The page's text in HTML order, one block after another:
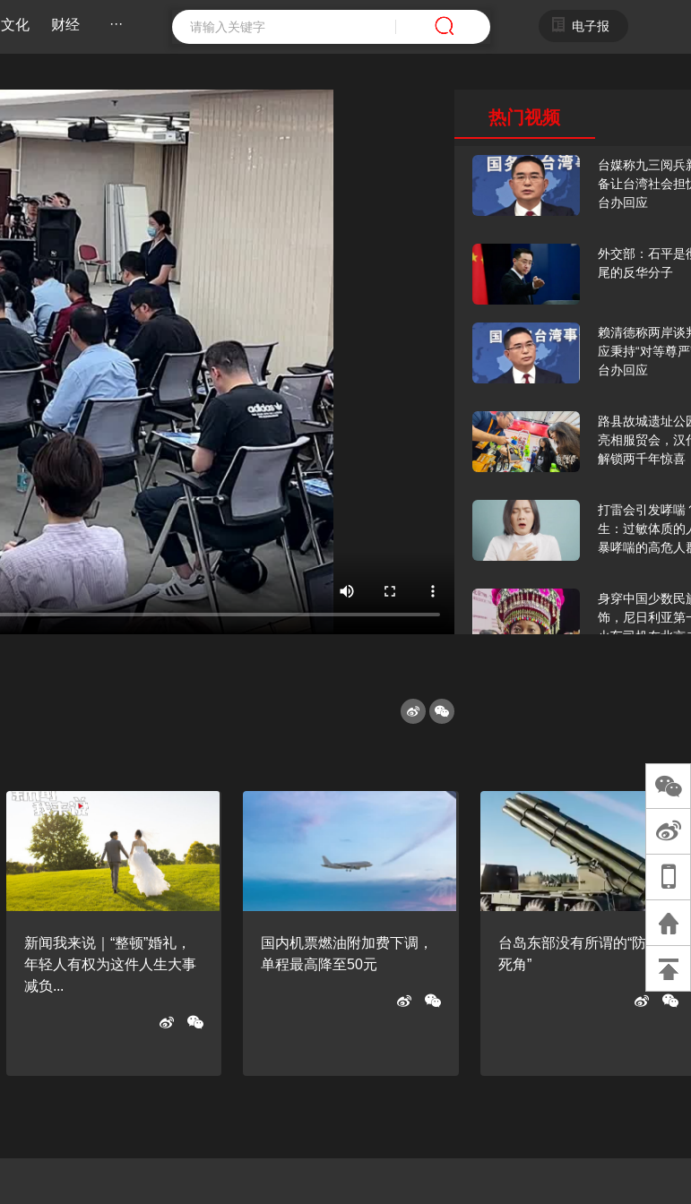
文化 财经 ··· 电子报
热门视频
台媒称九三阅兵
备让台湾社会担
台办回应
外交部：石平是
尾的反华分子
赖清德称两岸谈
应秉持“对等尊
台办回应
路县故城遗址公
亮相服贸会，汉
解锁两千年惊喜
打雷会引发哮喘
生：过敏体质的
暴哮喘的高危人
身穿中国少数民
饰，尼日利亚第
火车司机在北京
希望和孩子们在
起”，福耀科技
长王树国谈教师
谈过去 谈谈未来
天桥艺术中心一
演出，国际项目
重庆一高校学生
死，官方通报：
刑案，网传遗体
等信息不实
新闻我来说｜“整顿”婚礼，
年轻人有权为这件人生大事
减负...
国内机票燃油附加费下调，
单程最高降至50元
台岛东部没有所谓的“防打击
死角”